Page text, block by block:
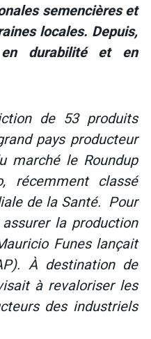
semencières et
locales. Depuis,
durabilité et en
de 53 produits
pays producteur
marché le Roundup
récemment classé
de la Santé. Pour
la production
Funes lançait
À destination de
à revaloriser les
des industriels